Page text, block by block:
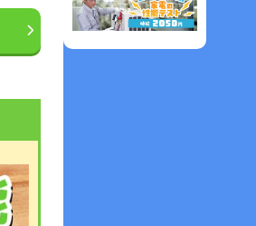
マニュアル完備◎